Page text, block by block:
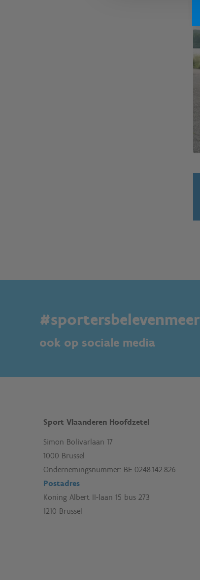
#sportersbelevenmeer
ook op sociale media
Sport Vlaanderen Hoofdzetel
Simon Bolivarlaan 17
1000 Brussel
Ondernemingsnummer: BE 0248.142.826
Postadres
Koning Albert II-laan 15 bus 273
1210 Brussel